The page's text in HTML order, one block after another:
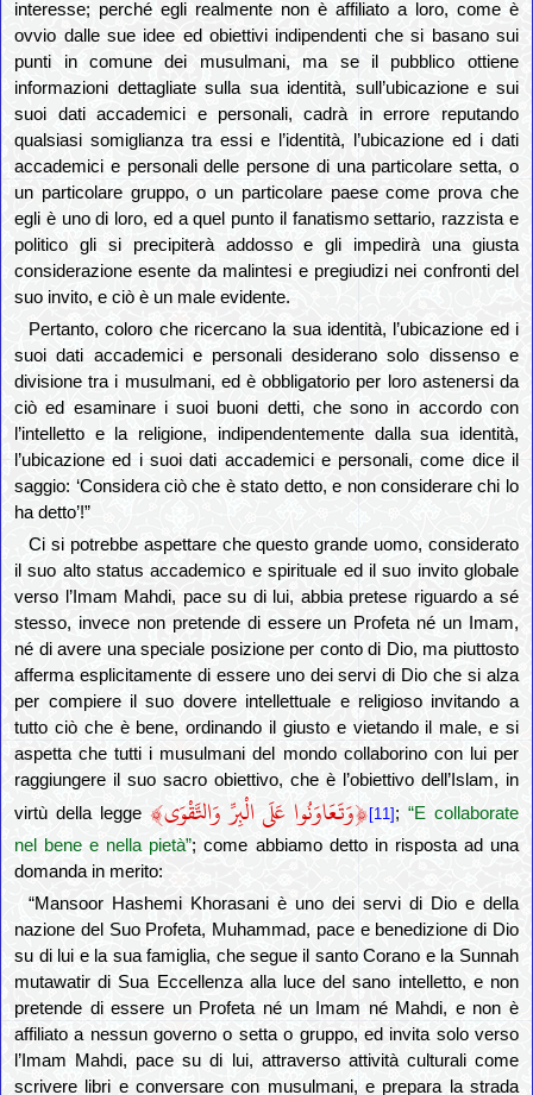
interesse; perché egli realmente non è affiliato a loro, come è
ovvio dalle sue idee ed obiettivi indipendenti che si basano sui
punti in comune dei musulmani, ma se il pubblico ottiene
informazioni dettagliate sulla sua identità, sull’ubicazione e sui
suoi dati accademici e personali, cadrà in errore reputando
qualsiasi somiglianza tra essi e l’identità, l’ubicazione ed i dati
accademici e personali delle persone di una particolare setta, o
un particolare gruppo, o un particolare paese come prova che
egli è uno di loro, ed a quel punto il fanatismo settario, razzista e
politico gli si precipiterà addosso e gli impedirà una giusta
considerazione esente da malintesi e pregiudizi nei confronti del
suo invito, e ciò è un male evidente.
Pertanto, coloro che ricercano la sua identità, l’ubicazione ed i
suoi dati accademici e personali desiderano solo dissenso e
divisione tra i musulmani, ed è obbligatorio per loro astenersi da
ciò ed esaminare i suoi buoni detti, che sono in accordo con
l’intelletto e la religione, indipendentemente dalla sua identità,
l’ubicazione ed i suoi dati accademici e personali, come dice il
saggio: ‘Considera ciò che è stato detto, e non considerare chi lo
ha detto’!”
Ci si potrebbe aspettare che questo grande uomo, considerato
il suo alto status accademico e spirituale ed il suo invito globale
verso l’Imam Mahdi, pace su di lui, abbia pretese riguardo a sé
stesso, invece non pretende di essere un Profeta né un Imam,
né di avere una speciale posizione per conto di Dio, ma piuttosto
afferma esplicitamente di essere uno dei servi di Dio che si alza
per compiere il suo dovere intellettuale e religioso invitando a
tutto ciò che è bene, ordinando il giusto e vietando il male, e si
aspetta che tutti i musulmani del mondo collaborino con lui per
raggiungere il suo sacro obiettivo, che è l’obiettivo dell’Islam, in
virtù della legge
﴿وَتَعَاوَنُوا عَلَى الْبِرِّ وَالتَّقْوَى﴾ [11] ;“E collaborate
nel bene e nella pietà”; come abbiamo detto in risposta ad una
domanda in merito:
“Mansoor Hashemi Khorasani è uno dei servi di Dio e della
nazione del Suo Profeta, Muhammad, pace e benedizione di Dio
su di lui e la sua famiglia, che segue il santo Corano e la Sunnah
mutawatir di Sua Eccellenza alla luce del sano intelletto, e non
pretende di essere un Profeta né un Imam né Mahdi, e non è
affiliato a nessun governo o setta o gruppo, ed invita solo verso
l’Imam Mahdi, pace su di lui, attraverso attività culturali come
scrivere libri e conversare con musulmani, e prepara la strada